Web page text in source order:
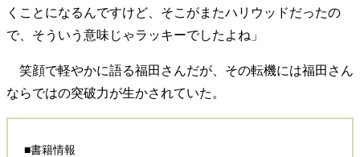
社会・カルチャー・マネー
地域とつながる/お金との付き合い方
くことになるんですけど、そこがまたハリウッドだったの
で、そういう意味じゃラッキーでしたよね」
笑顔で軽やかに語る福田さんだが、その転機には福田さん
ならではの突破力が生かされていた。
■書籍情報